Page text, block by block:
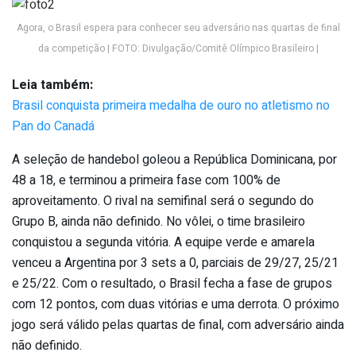
Agora, o Brasil espera para conhecer seu adversário nas quartas de final
da competição | FOTO: Divulgação/Comitê Olímpico Brasileiro |
Leia também:
Brasil conquista primeira medalha de ouro no atletismo no
Pan do Canadá
A seleção de handebol goleou a República Dominicana, por
48 a 18, e terminou a primeira fase com 100% de
aproveitamento. O rival na semifinal será o segundo do
Grupo B, ainda não definido. No vôlei, o time brasileiro
conquistou a segunda vitória. A equipe verde e amarela
venceu a Argentina por 3 sets a 0, parciais de 29/27, 25/21
e 25/22. Com o resultado, o Brasil fecha a fase de grupos
com 12 pontos, com duas vitórias e uma derrota. O próximo
jogo será válido pelas quartas de final, com adversário ainda
não definido.